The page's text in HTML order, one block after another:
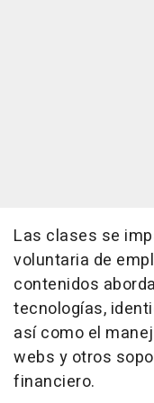
Las clases se
voluntaria de
contenidos
tecnologías,
así como el
webs y otros
financiero.